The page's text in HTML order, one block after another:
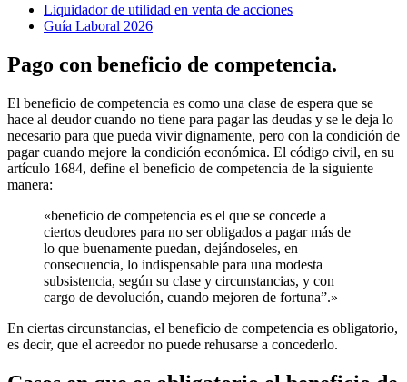
Liquidador de utilidad en venta de acciones
Guía Laboral 2026
Pago con beneficio de competencia.
El beneficio de competencia es como una clase de espera que se
hace al deudor cuando no tiene para pagar las deudas y se le deja lo
necesario para que pueda vivir dignamente, pero con la condición de
pagar cuando mejore la condición económica. El código civil, en su
artículo 1684, define el beneficio de competencia de la siguiente
manera:
«beneficio de competencia es el que se concede a
ciertos deudores para no ser obligados a pagar más de
lo que buenamente puedan, dejándoseles, en
consecuencia, lo indispensable para una modesta
subsistencia, según su clase y circunstancias, y con
cargo de devolución, cuando mejoren de fortuna”.»
En ciertas circunstancias, el beneficio de competencia es obligatorio,
es decir, que el acreedor no puede rehusarse a concederlo.